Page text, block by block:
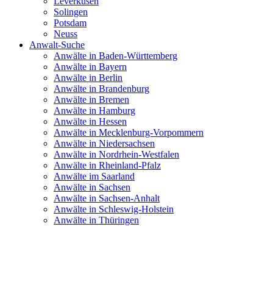
Solingen
Potsdam
Neuss
Anwalt-Suche
Anwälte in Baden-Württemberg
Anwälte in Bayern
Anwälte in Berlin
Anwälte in Brandenburg
Anwälte in Bremen
Anwälte in Hamburg
Anwälte in Hessen
Anwälte in Mecklenburg-Vorpommern
Anwälte in Niedersachsen
Anwälte in Nordrhein-Westfalen
Anwälte in Rheinland-Pfalz
Anwälte im Saarland
Anwälte in Sachsen
Anwälte in Sachsen-Anhalt
Anwälte in Schleswig-Holstein
Anwälte in Thüringen